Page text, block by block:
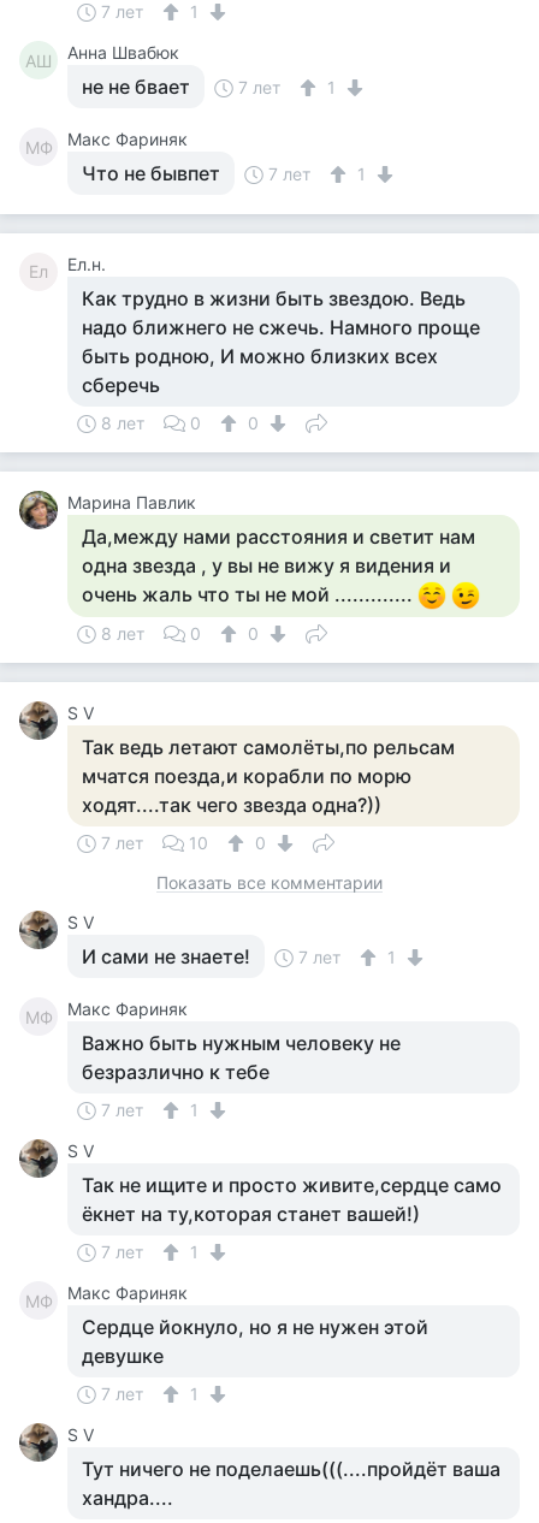
7 лет 1
АШ Анна Швабюк
не не бвает 7 лет 1
МФ Макс Фариняк
Что не бывпет 7 лет 1
Ел Ел.н.
Как трудно в жизни быть звездою. Ведь
надо ближнего не сжечь. Намного проще
быть родною, И можно близких всех
сберечь
8 лет 0 0
Марина Павлик
Да,между нами расстояния и светит нам
одна звезда , у вы не вижу я видения и
очень жаль что ты не мой .............
8 лет 0 0
S V
Так ведь летают самолёты,по рельсам
мчатся поезда,и корабли по морю
ходят....так чего звезда одна?))
7 лет 10
0
Показать все комментарии
S V
И сами не знаете! 7 лет 1
МФ Макс Фариняк
Важно быть нужным человеку не
безразлично к тебе
7 лет
1
S V
Так не ищите и просто живите,сердце само
ёкнет на ту,которая станет вашей!)
7 лет 1
МФ Макс Фариняк
Сердце йокнуло, но я не нужен этой
девушке
7 лет
1
S V
Тут ничего не поделаешь(((....пройдёт ваша
хандра....